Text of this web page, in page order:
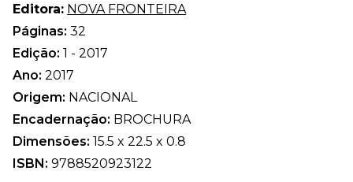
Editora: NOVA FRONTEIRA
Páginas: 32
Edição: 1 - 2017
Ano: 2017
Origem: NACIONAL
Encadernação: BROCHURA
Dimensões: 15.5 x 22.5 x 0.8
ISBN: 9788520923122